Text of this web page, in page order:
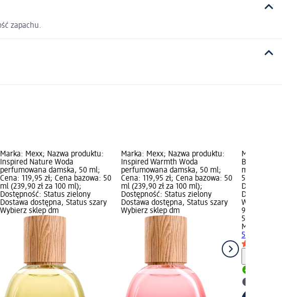
zapachu.
Marka: Mexx; Nazwa produktu:
Inspired Nature Woda
perfumowana damska, 50 ml;
Cena: 119,95 zł; Cena bazowa: 50
ml (239,90 zł za 100 ml);
Dostępność: Status zielony
Dostawa dostępna, Status szary
Wybierz sklep dm
Marka: Mexx; Nazwa produktu:
Inspired Warmth Woda
perfumowana damska, 50 ml;
Cena: 119,95 zł; Cena bazowa: 50
ml (239,90 zł za 100 ml);
Dostępność: Status zielony
Dostawa dostępna, Status szary
Wybierz sklep dm
Marka:
Black
ml; Cena:
50 ml
Dostawa
Wybierz
99,95 zł
50 ml
Mexx
50 ml